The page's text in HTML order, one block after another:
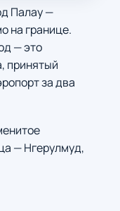
Палау —
на границе.
— это
принятый
за два
— Нгерулмуд,